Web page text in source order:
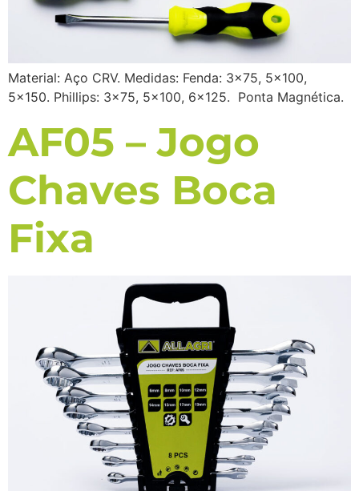
Material: Aço CRV. Medidas: Fenda: 3×75, 5×100,
5×150. Phillips: 3×75, 5×100, 6×125. Ponta Magnética.
AF05 – Jogo
Chaves Boca
Fixa